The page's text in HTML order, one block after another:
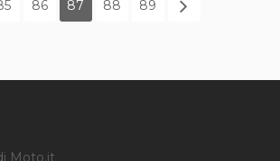
86 87 88 89
Moto.it